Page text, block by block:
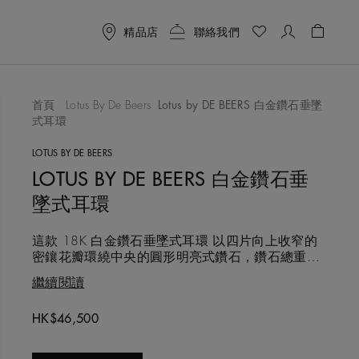
精品店 聯絡我們
愛清單
首頁 Lotus By De Beers
Lotus by DE BEERS 白金鑽石垂墜
式耳環
LOTUS BY DE BEERS
LOTUS BY DE BEERS 白金鑽石垂
墜式耳環
這款 18K 白金鑽石垂墜式耳環 以四片向上收窄的
密鑲花瓣環繞中央的圓形明亮式鑽石，鑽石總重量
by DE BEERS 的設計靈感源自奧卡萬戈三角洲的蓮
力量，適合作為每日陪伴的重要珠寶，映照佩戴者
繼續閱讀
Original price
HK$46,500